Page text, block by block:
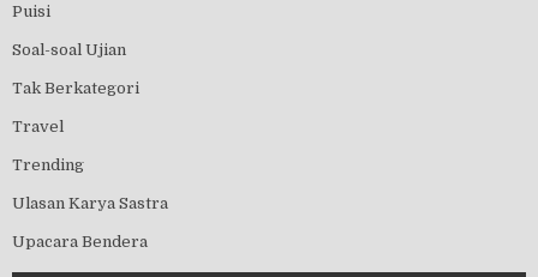
Puisi
Soal-soal Ujian
Tak Berkategori
Travel
Trending
Ulasan Karya Sastra
Upacara Bendera